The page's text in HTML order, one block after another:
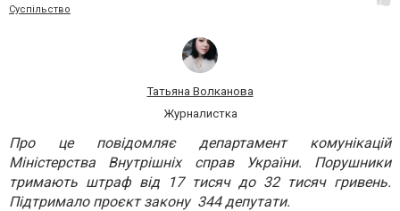
Суспільство
Татьяна Волканова
Журналистка
Про це повідомляє департамент комунікацій
Міністерства Внутрішніх справ України. Порушники
тримають штраф від 17 тисяч до 32 тисяч гривень.
Підтримало проєкт закону 344 депутати.